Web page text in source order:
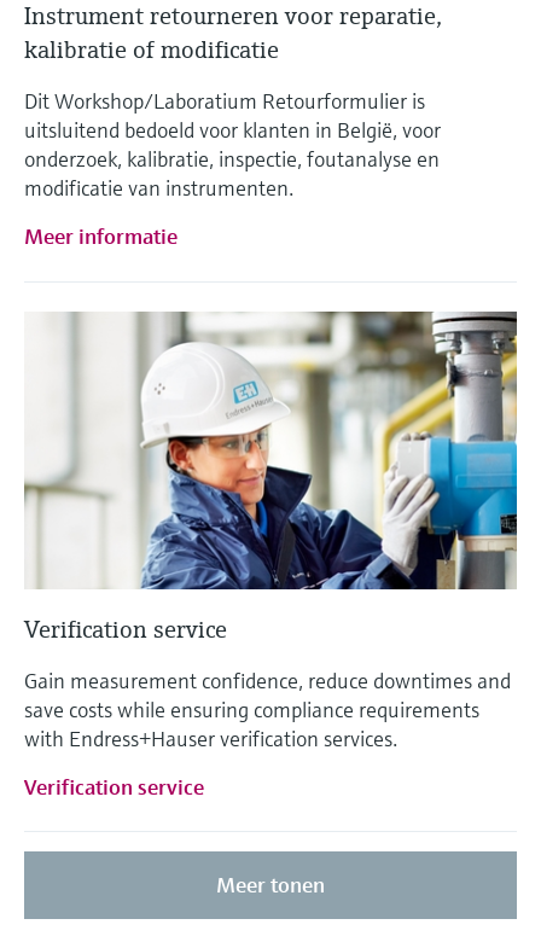
Instrument retourneren voor reparatie,
kalibratie of modificatie
Dit Workshop/Laboratium Retourformulier is
uitsluitend bedoeld voor klanten in België, voor
onderzoek, kalibratie, inspectie, foutanalyse en
modificatie van instrumenten.
Meer informatie
Verification service
Gain measurement confidence, reduce downtimes and
save costs while ensuring compliance requirements
with Endress+Hauser verification services.
Verification service
Meer tonen